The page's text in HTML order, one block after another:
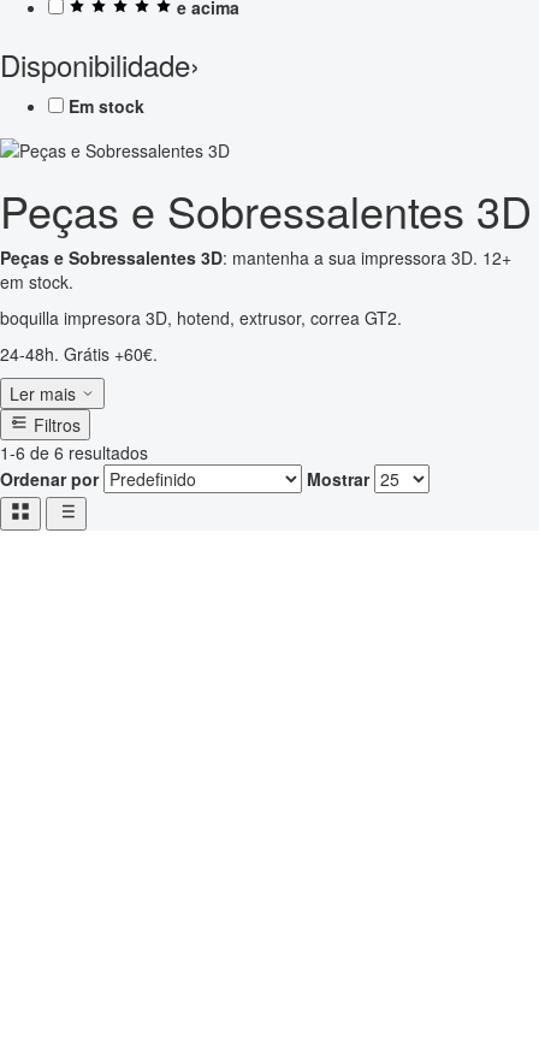
e acima
Disponibilidade›
Em stock
Peças e Sobressalentes 3D
Peças e Sobressalentes 3D: mantenha a sua impressora 3D. 12+
em stock.
boquilla impresora 3D, hotend, extrusor, correa GT2.
24-48h. Grátis +60€.
Ler mais
Filtros
1-6 de 6 resultados
Ordenar por
Mostrar